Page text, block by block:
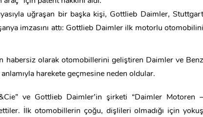
uğraşan bir başka kişi, Gottlieb Daimler, Stuttgart
imzasını attı: Gottlieb Daimler ilk motorlu otomobilini
habersiz olarak otomobillerini geliştiren Daimler ve Benz
harekete geçmesine neden oldular.
ve Gottlieb Daimler’in şirketi “Daimler Motoren –
İlk otomobillerin çoğu, dişlileri olmadığı için yokuş